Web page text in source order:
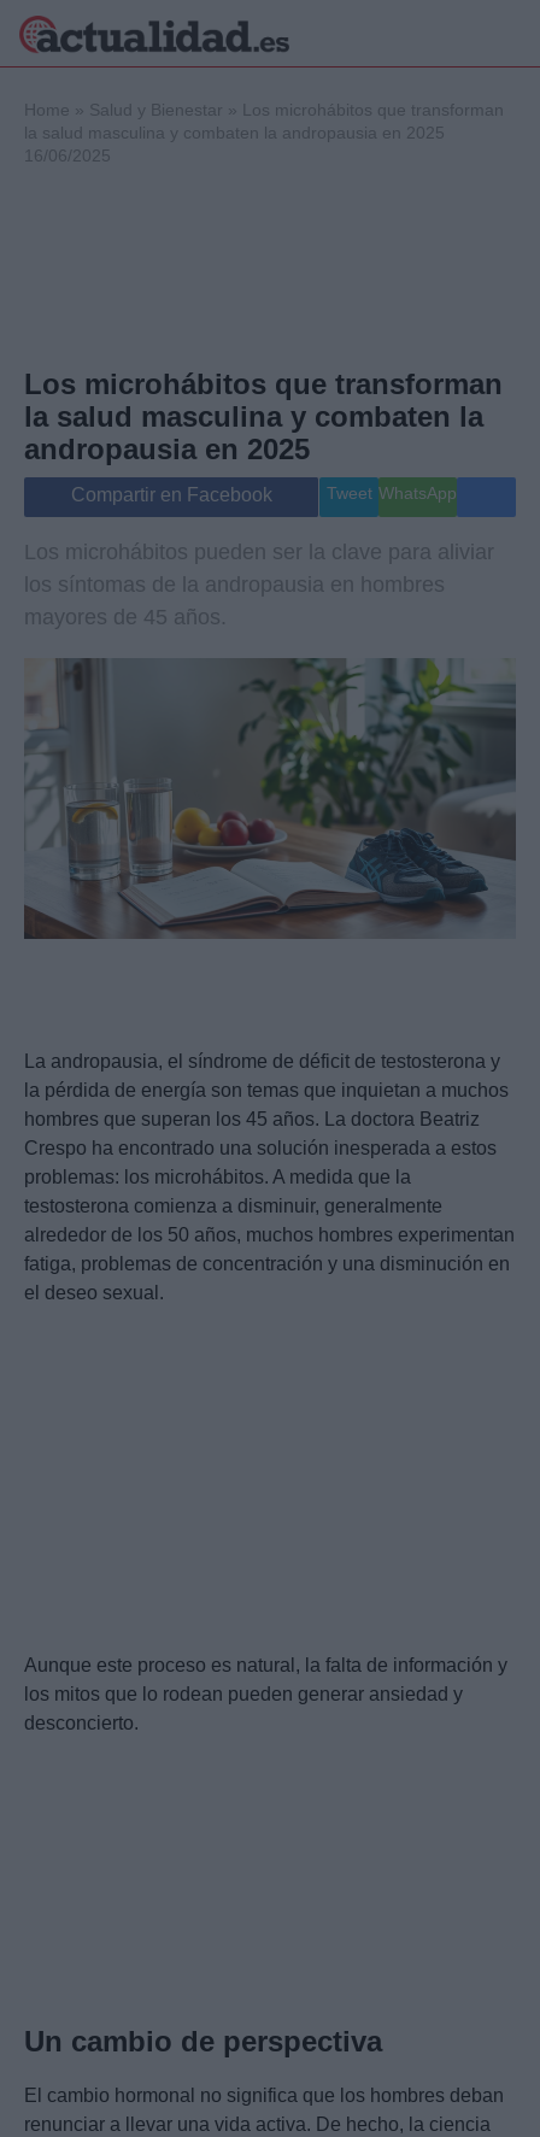
Internacional
Viajes
Gente
Musica
Home » Salud y Bienestar »
Los microhábitos que transforman
la salud masculina y combaten la andropausia en 2025
16/06/2025
Los microhábitos que transforman
la salud masculina y combaten la
andropausia en 2025
Compartir en Facebook Tweet WhatsApp
Los microhábitos pueden ser la clave para aliviar
los síntomas de la andropausia en hombres
mayores de 45 años.
La andropausia, el síndrome de déficit de testosterona y
la pérdida de energía son temas que inquietan a muchos
hombres que superan los 45 años. La doctora Beatriz
Crespo ha encontrado una solución inesperada a estos
problemas: los microhábitos. A medida que la
testosterona comienza a disminuir, generalmente
alrededor de los 50 años, muchos hombres experimentan
fatiga, problemas de concentración y una disminución en
el deseo sexual.
Aunque este proceso es natural, la falta de información y
los mitos que lo rodean pueden generar ansiedad y
desconcierto.
Un cambio de perspectiva
El cambio hormonal no significa que los hombres deban
renunciar a llevar una vida activa. De hecho, la ciencia